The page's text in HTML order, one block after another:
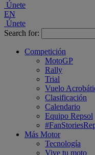
Únete
EN
Únete
Search for:
Competición
MotoGP
Rally
Trial
Vuelo
Clasificación
Calendario
Equipo Repsol
Más Motor
Tecnología
Vive tu moto